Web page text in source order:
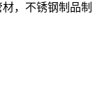
，不锈钢制品制